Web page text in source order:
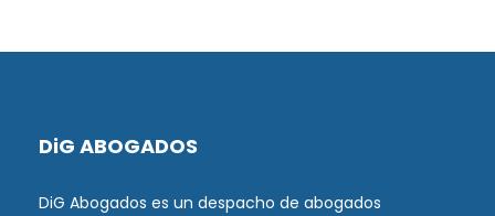
DiG ABOGADOS
DiG Abogados es un despacho de abogados